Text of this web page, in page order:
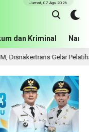
dan Kriminal
Jumat, 07 Agu 2026
Pelatihan Desain Grafis